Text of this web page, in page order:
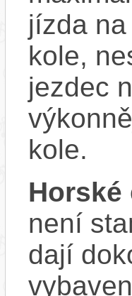
jízda
kole,
jezdec
kole.
Horské
není
dají